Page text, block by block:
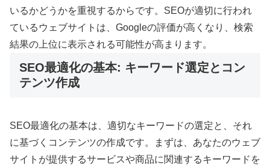
いるかどうかを重視するからです。SEOが適切に行われ
ているウェブサイトは、Googleの評価が高くなり、検索
結果の上位に表示される可能性が高まります。
SEO最適化の基本: キーワード選定とコン
テンツ作成
SEO最適化の基本は、適切なキーワードの選定と、それ
に基づくコンテンツの作成です。まずは、あなたのウェブ
サイトが提供するサービスや商品に関連するキーワードを